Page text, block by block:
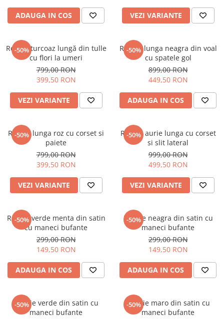
ADAUGA IN COS VEZI VARIANTE
-50%
Rochie turcoaz lungă din tulle
cu flori la umeri
799,00 RON
399,50 RON
VEZI VARIANTE
-50%
Rochie lunga neagra din voal
cu spatele gol
899,00 RON
449,50 RON
ADAUGA IN COS
-50%
Rochie lunga roz cu corset si
paiete
799,00 RON
399,50 RON
VEZI VARIANTE
-50%
Rochie aurie lunga cu corset
si slit lateral
999,00 RON
499,50 RON
VEZI VARIANTE
-50%
Rochie verde menta din satin
cu maneci bufante
299,00 RON
149,50 RON
ADAUGA IN COS
-50%
Rochie neagra din satin cu
maneci bufante
299,00 RON
149,50 RON
ADAUGA IN COS
-50%
Rochie verde din satin cu
maneci bufante
-50%
Rochie maro din satin cu
maneci bufante